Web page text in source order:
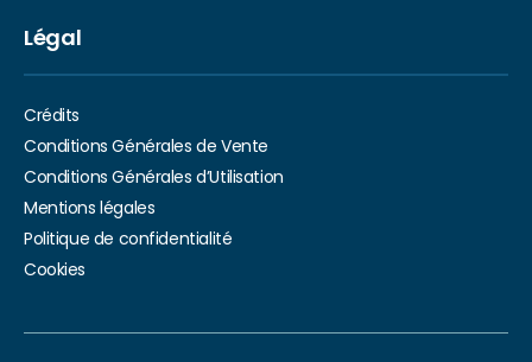
Légal
Crédits
Conditions Générales de Vente
Conditions Générales d’Utilisation
Mentions légales
Politique de confidentialité
Cookies